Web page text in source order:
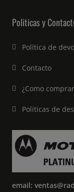
Politicas y
Política de
Contacto
¿Como
Politicas de
email: